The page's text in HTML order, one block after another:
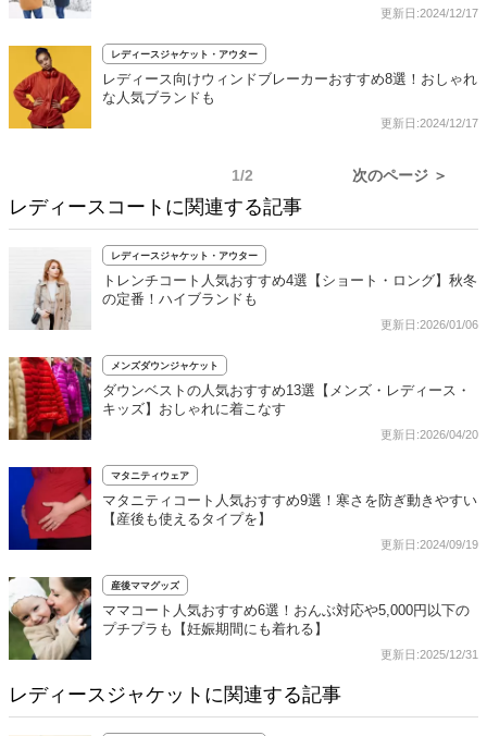
更新日:2024/12/17
レディースジャケット・アウター
レディース向けウィンドブレーカーおすすめ8選！おしゃれ
な人気ブランドも
更新日:2024/12/17
1/2 次のページ ＞
レディースコートに関連する記事
レディースジャケット・アウター
トレンチコート人気おすすめ4選【ショート・ロング】秋冬
の定番！ハイブランドも
更新日:2026/01/06
メンズダウンジャケット
ダウンベストの人気おすすめ13選【メンズ・レディース・
キッズ】おしゃれに着こなす
更新日:2026/04/20
マタニティウェア
マタニティコート人気おすすめ9選！寒さを防ぎ動きやすい
【産後も使えるタイプを】
更新日:2024/09/19
産後ママグッズ
ママコート人気おすすめ6選！おんぶ対応や5,000円以下の
プチプラも【妊娠期間にも着れる】
更新日:2025/12/31
レディースジャケットに関連する記事